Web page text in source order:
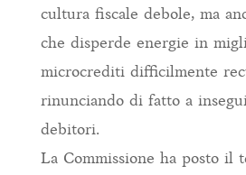
cultura fiscale debole, ma
che disperde energie in
microcrediti difficilmente
rinunciando di fatto a
debitori.
La Commissione ha posto il